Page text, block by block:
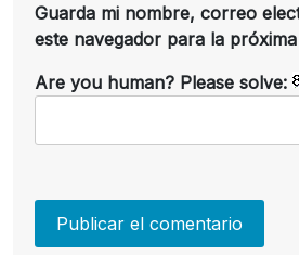
Guarda mi nombre, correo
este navegador para la
Are you human? Please solve: